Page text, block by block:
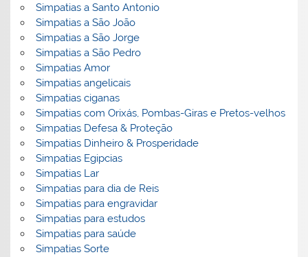
Simpatias a Santo Antonio
Simpatias a São João
Simpatias a São Jorge
Simpatias a São Pedro
Simpatias Amor
Simpatias angelicais
Simpatias ciganas
Simpatias com Orixás, Pombas-Giras e Pretos-velhos
Simpatias Defesa & Proteção
Simpatias Dinheiro & Prosperidade
Simpatias Egipcias
Simpatias Lar
Simpatias para dia de Reis
Simpatias para engravidar
Simpatias para estudos
Simpatias para saúde
Simpatias Sorte